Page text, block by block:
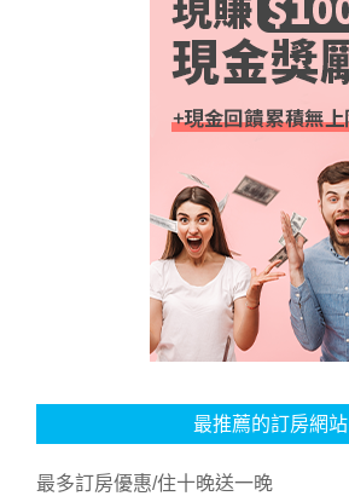
最推薦的訂房網站
最多訂房優惠/住十晚送一晚